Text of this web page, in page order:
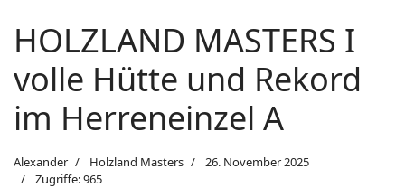
HOLZLAND MASTERS I
volle Hütte und Rekord
im Herreneinzel A
Alexander Holzland Masters
26. November 2025
Zugriffe: 965